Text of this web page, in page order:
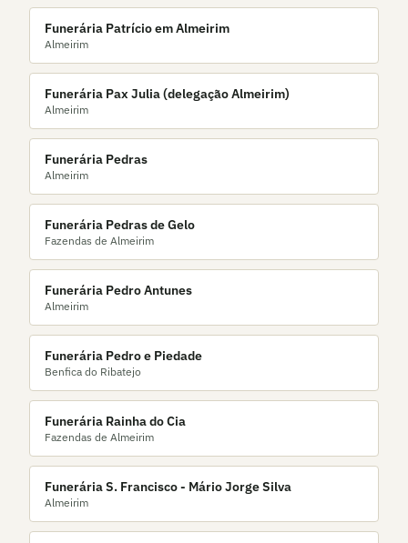
Funerária Patrício em Almeirim
Almeirim
Funerária Pax Julia (delegação Almeirim)
Almeirim
Funerária Pedras
Almeirim
Funerária Pedras de Gelo
Fazendas de Almeirim
Funerária Pedro Antunes
Almeirim
Funerária Pedro e Piedade
Benfica do Ribatejo
Funerária Rainha do Cia
Fazendas de Almeirim
Funerária S. Francisco - Mário Jorge Silva
Almeirim